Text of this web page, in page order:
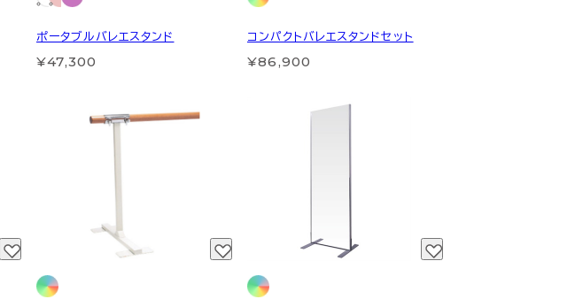
ポータブルバレエスタンド
¥47,300
コンパクトバレエスタンドセット
¥86,900